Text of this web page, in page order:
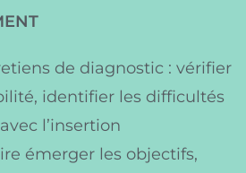
de diagnostic : vérifier
identifier les difficultés
l’insertion
émerger les objectifs,